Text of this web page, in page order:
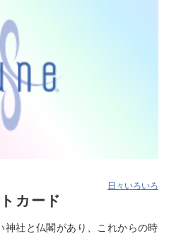
日々いろいろ
カード
神社と仏閣があり、これからの時